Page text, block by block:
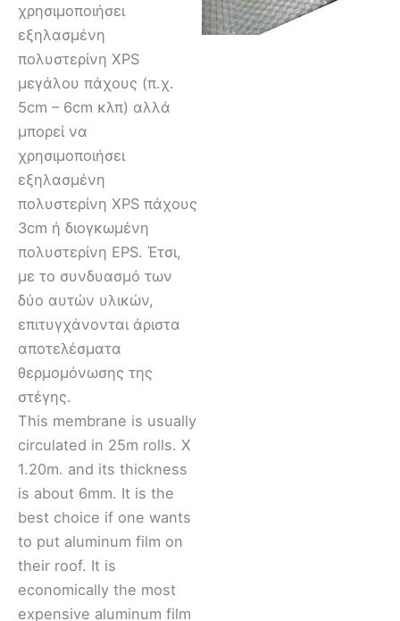
χρησιμοποιήσει
εξηλασμένη
πολυστερίνη XPS
μεγάλου πάχους (π.χ.
5cm – 6cm κλπ) αλλά
μπορεί να
χρησιμοποιήσει
εξηλασμένη
πολυστερίνη XPS πάχους
3cm ή διογκωμένη
πολυστερίνη EPS. Έτσι,
με το συνδυασμό των
δύο αυτών υλικών,
επιτυγχάνονται άριστα
αποτελέσματα
θερμομόνωσης της
στέγης.
This membrane is usually
circulated in 25m rolls. X
1.20m. and its thickness
is about 6mm. It is the
best choice if one wants
to put aluminum film on
their roof. It is
economically the most
expensive aluminum film